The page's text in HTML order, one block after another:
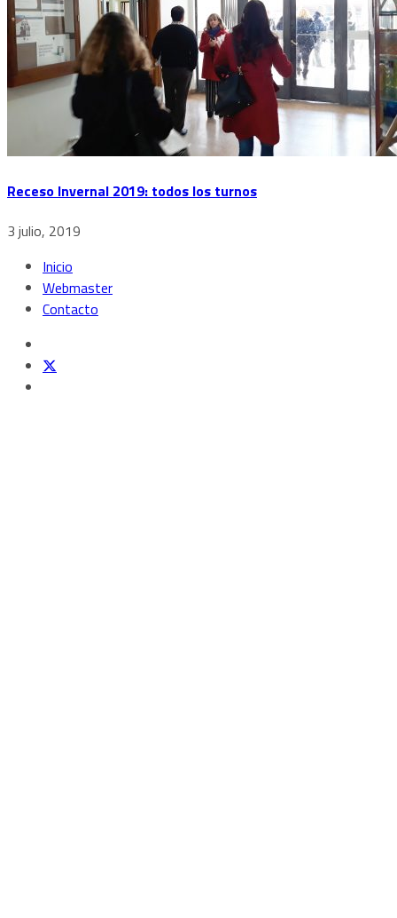
Receso Invernal 2019: todos los turnos
3 julio, 2019
Inicio
Webmaster
Contacto